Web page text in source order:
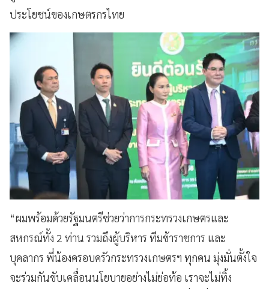
ประโยชน์ของเกษตรกรไทย
“ผมพร้อมด้วยรัฐมนตรีช่วยว่าการกระทรวงเกษตรและ
สหกรณ์ทั้ง 2 ท่าน รวมถึงผู้บริหาร ทีมข้าราชการ และ
บุคลากร พี่น้องครอบครัวกระทรวงเกษตรฯ ทุกคน มุ่งมั่นตั้งใจ
จะร่วมกันขับเคลื่อนนโยบายอย่างไม่ย่อท้อ เราจะไม่ทิ้ง